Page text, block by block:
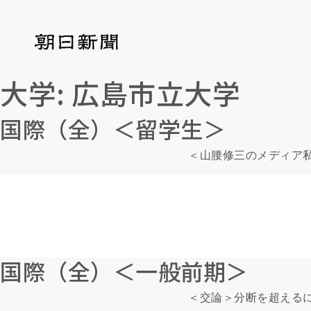
大学: 広島市立大学
国際（全）＜留学生＞
＜山腰修三のメディ
国際（全）＜一般前期＞
＜交論＞分断を超える